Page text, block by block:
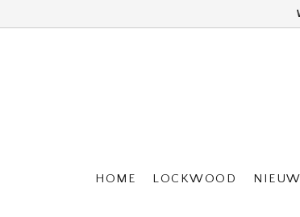
HOME LOCKWOOD NIEUW